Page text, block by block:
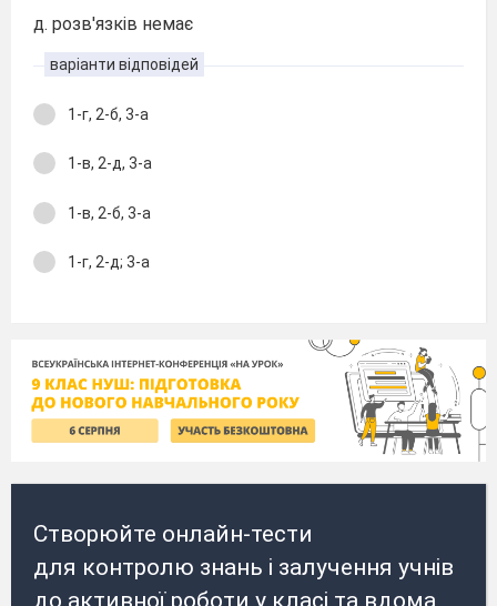
д. розв'язків немає
варіанти відповідей
1-г, 2-б, 3-а
1-в, 2-д, 3-а
1-в, 2-б, 3-а
1-г, 2-д; 3-а
Створюйте онлайн-тести
для контролю знань і залучення учнів
до активної роботи у класі та вдома